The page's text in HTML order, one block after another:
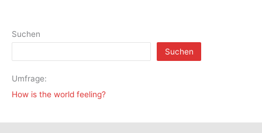
Suchen
Suchen
Umfrage:
How is the world feeling?